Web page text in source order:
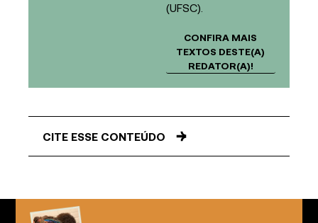
(UFSC).
CONFIRA MAIS
TEXTOS DESTE(A)
REDATOR(A)!
CITE ESSE CONTEÚDO